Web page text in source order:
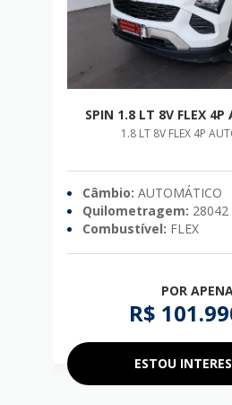
SPIN 1.8 LT 8V FLEX
1.8 LT 8V FLEX 4P
Câmbio: AUTOMÁTICO
Quilometragem: 28042
Combustível: FLEX
POR
R$
ESTOU